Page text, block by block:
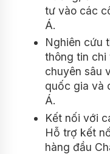
tư vào các
Á.
Nghiên cứu
thông tin chi
chuyên sâu
quốc gia và
Á.
Kết nối với
Hỗ trợ kết
hàng đầu